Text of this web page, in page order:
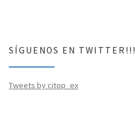
SÍGUENOS EN TWITTER!!!
Tweets by citop_ex